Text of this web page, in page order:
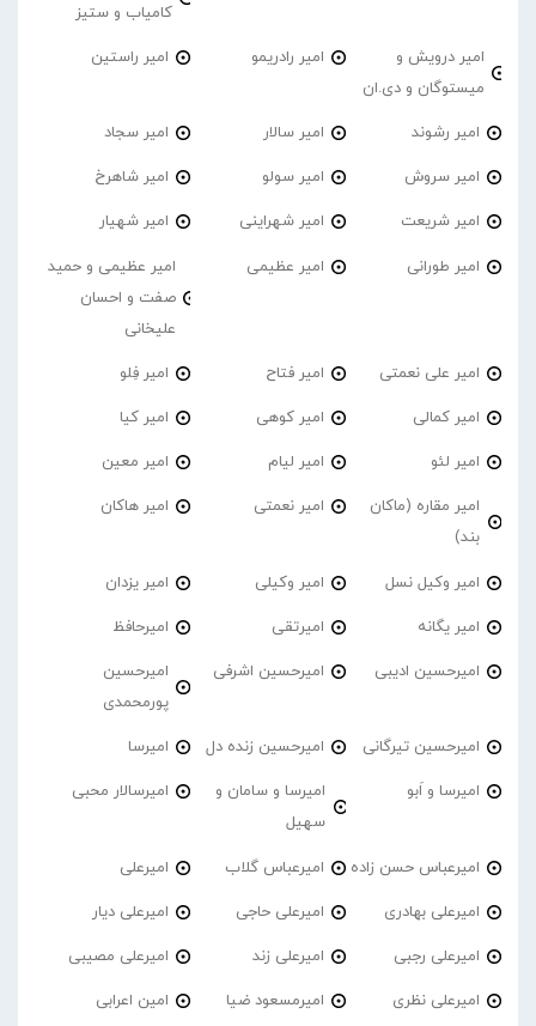
کامیاب و ستیز
امیر درویش و
میستوگان و دی.ان
امیر رادریمو امیر راستین
امیر رشوند امیر سالار امیر سجاد
امیر سروش امیر سولو امیر شاهرخ
امیر شریعت امیر شهراینی امیر شهیار
امیر طورانی امیر عظیمی
امیر عظیمی و حمید
صفت و احسان
علیخانی
امیر علی نعمتی امیر فتاح امیر فِلو
امیر کمالی امیر کوهی امیر کیا
امیر لئو امیر لیام امیر معین
امیر مقاره (ماکان
بند)
امیر نعمتی امیر هاکان
امیر وکیل نسل امیر وکیلی امیر یزدان
امیر یگانه امیرتقی امیرحافظ
امیرحسین ادیبی امیرحسین اشرفی
امیرحسین
پورمحمدی
امیرحسین تیرگانی امیرحسین زنده دل امیرسا
امیرسا و اَبو
امیرسا و سامان و
سهیل
امیرسالار محبی
امیرعباس حسن زاده امیرعباس گلاب امیرعلی
امیرعلی بهادری امیرعلی حاجی امیرعلی دیار
امیرعلی رجبی امیرعلی زند امیرعلی مصیبی
امیرعلی نظری امیرمسعود ضیا امین اعرابی